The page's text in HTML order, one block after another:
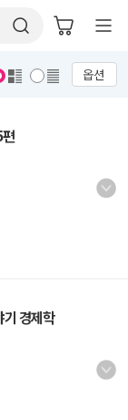
옵션
기 경제학